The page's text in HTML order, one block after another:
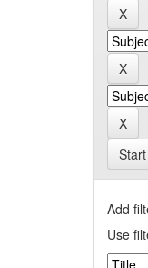
Add
Use